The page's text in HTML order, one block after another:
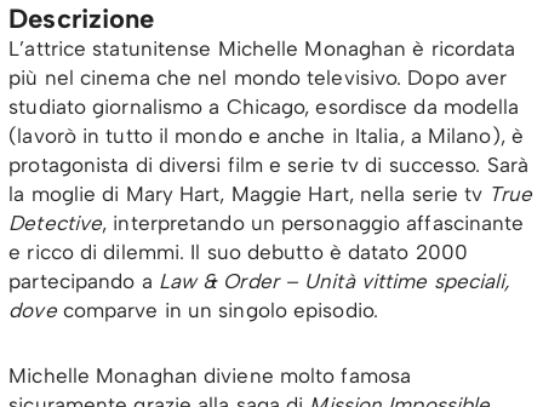
Descrizione
L’attrice statunitense Michelle Monaghan è ricordata
più nel cinema che nel mondo televisivo. Dopo aver
studiato giornalismo a Chicago, esordisce da modella
(lavorò in tutto il mondo e anche in Italia, a Milano), è
protagonista di diversi film e serie tv di successo. Sarà
la moglie di Mary Hart, Maggie Hart, nella serie tv True
Detective, interpretando un personaggio affascinante
e ricco di dilemmi. Il suo debutto è datato 2000
partecipando a Law & Order – Unità vittime speciali,
dove comparve in un singolo episodio.
Michelle Monaghan diviene molto famosa